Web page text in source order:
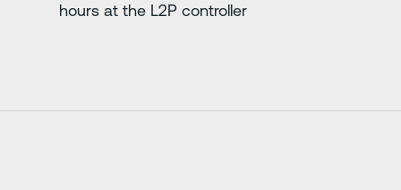
hours at the L2P controller